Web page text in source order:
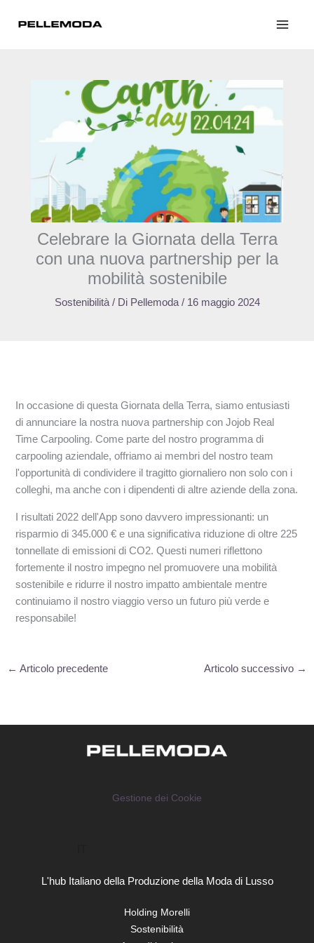
Celebrare la Giornata della Terra
con una nuova partnership per la
mobilità sostenibile
Sostenibilità/ Di Pellemoda / 16 maggio 2024
In occasione di questa Giornata della Terra, siamo entusiasti
di annunciare la nostra nuova partnership con Jojob Real
Time Carpooling. Come parte del nostro programma di
carpooling aziendale, offriamo ai membri del nostro team
l'opportunità di condividere il tragitto giornaliero non solo con i
colleghi, ma anche con i dipendenti di altre aziende della zona.
I risultati 2022 dell'App sono davvero impressionanti: un
risparmio di 345.000 € e una significativa riduzione di oltre 225
tonnellate di emissioni di CO2. Questi numeri riflettono
fortemente il nostro impegno nel promuovere una mobilità
sostenibile e ridurre il nostro impatto ambientale mentre
continuiamo il nostro viaggio verso un futuro più verde e
responsabile!
← Articolo precedente Articolo successivo →
Gestione dei Cookie
L'hub Italiano della Produzione della Moda di Lusso
Holding Morelli
Sostenibilità